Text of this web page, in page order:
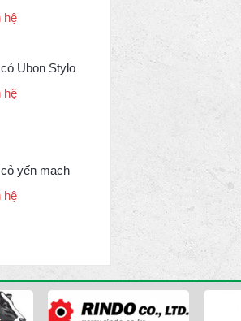
hệ
Ubon Stylo
hệ
yến mạch
hệ